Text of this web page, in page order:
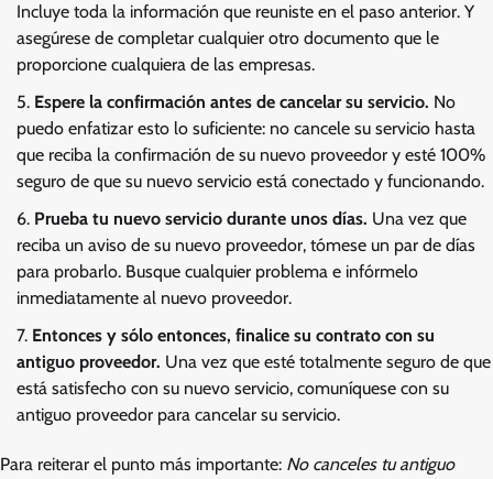
Incluye toda la información que reuniste en el paso anterior. Y
asegúrese de completar cualquier otro documento que le
proporcione cualquiera de las empresas.
Espere la confirmación antes de cancelar su servicio. No
puedo enfatizar esto lo suficiente: no cancele su servicio hasta
que reciba la confirmación de su nuevo proveedor y esté 100%
seguro de que su nuevo servicio está conectado y funcionando.
Prueba tu nuevo servicio durante unos días. Una vez que
reciba un aviso de su nuevo proveedor, tómese un par de días
para probarlo. Busque cualquier problema e infórmelo
inmediatamente al nuevo proveedor.
Entonces y sólo entonces, finalice su contrato con su
antiguo proveedor. Una vez que esté totalmente seguro de que
está satisfecho con su nuevo servicio, comuníquese con su
antiguo proveedor para cancelar su servicio.
Para reiterar el punto más importante: No canceles tu antiguo